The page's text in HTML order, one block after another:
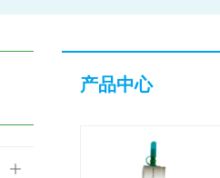
产品中心
ꄶ